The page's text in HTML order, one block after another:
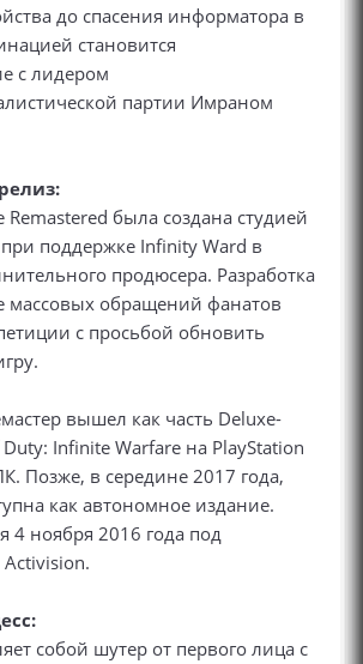
до спасения информатора в
становится
с лидером
партии Имраном
Remastered была создана студией
при поддержке Infinity Ward в
продюсера. Разработка
массовых обращений фанатов
с просьбой обновить
вышел как часть Deluxe-
Infinite Warfare на PlayStation
Позже, в середине 2017 года,
как автономное издание.
4 ноября 2016 года под
Activision.
собой шутер от первого лица с